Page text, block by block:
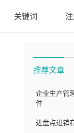
关键词
推荐文章
企业生产管
件
进盘点进销